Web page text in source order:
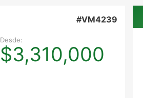
Desde:
$3,310,000
#VM4239